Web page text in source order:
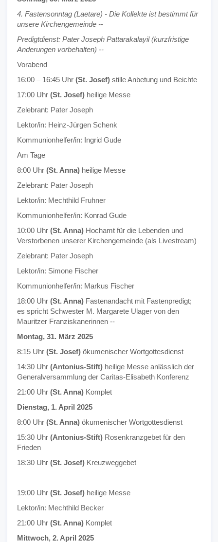
4. Fastensonntag (Laetare) - Die Kollekte ist bestimmt für
unsere Kirchengemeinde --
Predigtdienst: Pater Joseph Pattarakalayil (kurzfristige
Änderungen vorbehalten) --
Vorabend
16:00 – 16:45 Uhr (St. Josef) stille Anbetung und Beichte
17:00 Uhr (St. Josef) heilige Messe
Zelebrant: Pater Joseph
Lektor/in: Heinz-Jürgen Schenk
Kommunionhelfer/in: Ingrid Gude
Am Tage
8:00 Uhr (St. Anna) heilige Messe
Zelebrant: Pater Joseph
Lektor/in: Mechthild Fruhner
Kommunionhelfer/in: Konrad Gude
10:00 Uhr (St. Anna) Hochamt für die Lebenden und
Verstorbenen unserer Kirchengemeinde (als Livestream)
Zelebrant: Pater Joseph
Lektor/in: Simone Fischer
Kommunionhelfer/in: Markus Fischer
18:00 Uhr (St. Anna) Fastenandacht mit Fastenpredigt;
es spricht Schwester M. Margarete Ulager von den
Mauritzer Franziskanerinnen --
Montag, 31. März 2025
8:15 Uhr (St. Josef) ökumenischer Wortgottesdienst
14:30 Uhr (Antonius-Stift) heilige Messe anlässlich der
Generalversammlung der Caritas-Elisabeth Konferenz
21:00 Uhr (St. Anna) Komplet
Dienstag, 1. April 2025
8:00 Uhr (St. Anna) ökumenischer Wortgottesdienst
15:30 Uhr (Antonius-Stift) Rosenkranzgebet für den
Frieden
18:30 Uhr (St. Josef) Kreuzweggebet
19:00 Uhr (St. Josef) heilige Messe
Lektor/in: Mechthild Becker
21:00 Uhr (St. Anna) Komplet
Mittwoch, 2. April 2025